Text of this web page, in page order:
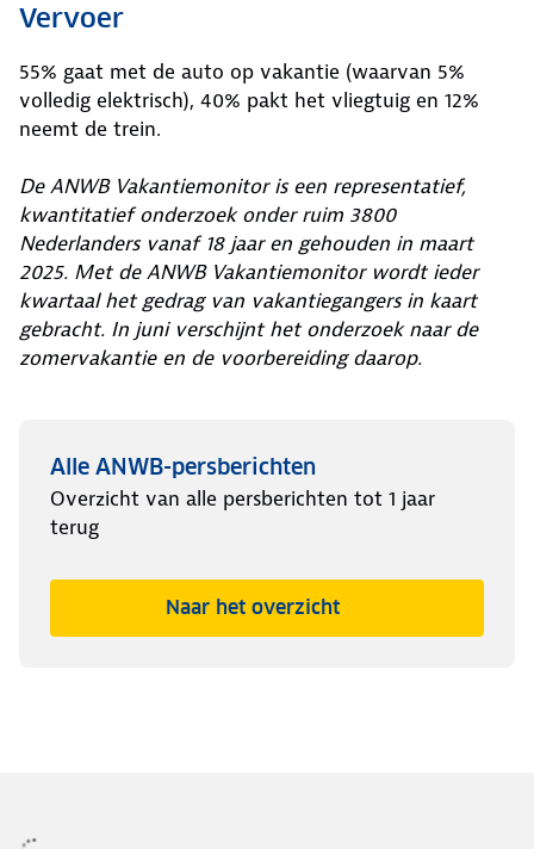
Vervoer
55% gaat met de auto op vakantie (waarvan 5%
volledig elektrisch), 40% pakt het vliegtuig en 12%
neemt de trein.
De ANWB Vakantiemonitor is een representatief,
kwantitatief onderzoek onder ruim 3800
Nederlanders vanaf 18 jaar en gehouden in maart
2025. Met de ANWB Vakantiemonitor wordt ieder
kwartaal het gedrag van vakantiegangers in kaart
gebracht. In juni verschijnt het onderzoek naar de
zomervakantie en de voorbereiding daarop.
Alle ANWB-persberichten
Overzicht van alle persberichten tot 1 jaar
terug
Naar het overzicht